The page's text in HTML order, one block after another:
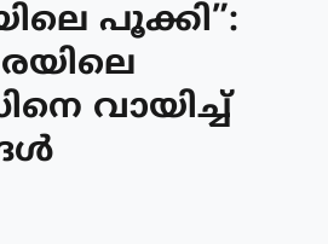
പൂക്കി”:
വായിച്ച്